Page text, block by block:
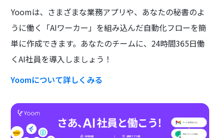
Yoomは、さまざまな業務アプリや、あなたの秘書のよ
うに働く「AIワーカー」を組み込んだ自動化フローを簡
単に作成できます。あなたのチームに、24時間365日働
くAI社員を導入しましょう！
Yoomについて詳しくみる